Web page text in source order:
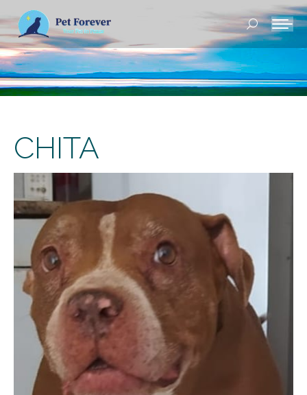
Buscar:
CHITA